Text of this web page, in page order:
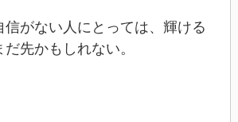
信がない人にとっては、輝ける
先かもしれない。